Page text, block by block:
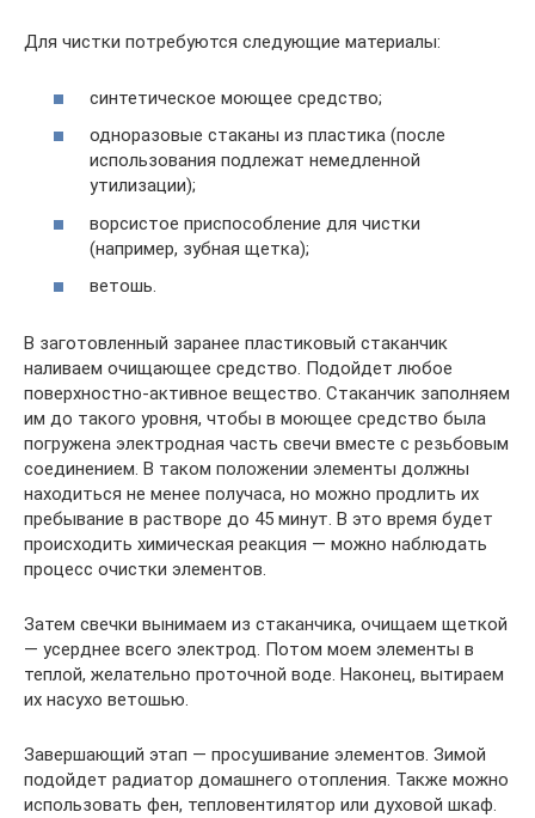
Для чистки потребуются следующие материалы:
синтетическое моющее средство;
одноразовые стаканы из пластика (после
использования подлежат немедленной
утилизации);
ворсистое приспособление для чистки
(например, зубная щетка);
ветошь.
В заготовленный заранее пластиковый стаканчик
наливаем очищающее средство. Подойдет любое
поверхностно-активное вещество. Стаканчик заполняем
им до такого уровня, чтобы в моющее средство была
погружена электродная часть свечи вместе с резьбовым
соединением. В таком положении элементы должны
находиться не менее получаса, но можно продлить их
пребывание в растворе до 45 минут. В это время будет
происходить химическая реакция — можно наблюдать
процесс очистки элементов.
Затем свечки вынимаем из стаканчика, очищаем щеткой
— усерднее всего электрод. Потом моем элементы в
теплой, желательно проточной воде. Наконец, вытираем
их насухо ветошью.
Завершающий этап — просушивание элементов. Зимой
подойдет радиатор домашнего отопления. Также можно
использовать фен, тепловентилятор или духовой шкаф.